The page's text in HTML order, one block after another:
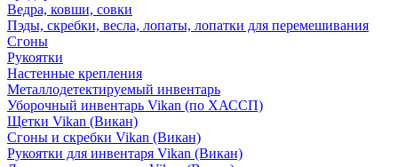
Ведра, ковши, совки
Пэды, скребки, весла, лопаты, лопатки для перемешивания
Сгоны
Рукоятки
Настенные крепления
Металлодетектируемый инвентарь
Уборочный инвентарь Vikan (по ХАССП)
Щетки Vikan (Викан)
Сгоны и скребки Vikan (Викан)
Рукоятки для инвентаря Vikan (Викан)